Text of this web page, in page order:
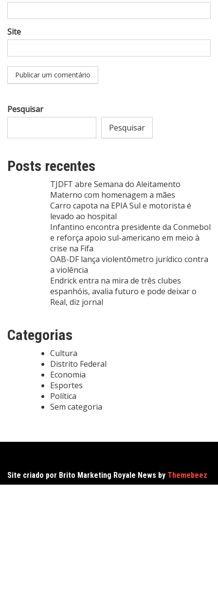
Site
Pesquisar
Pesquisar
Posts recentes
TJDFT abre Semana do Aleitamento
Materno com homenagem a mães
Carro capota na EPIA Sul e motorista é
levado ao hospital
Infantino encontra presidente da Conmebol
e reforça apoio sul-americano em meio à
crise na Fifa
OAB-DF lança violentômetro jurídico contra
a violência
Endrick entra na mira de três clubes
espanhóis, avalia futuro e pode deixar o
Real, diz jornal
Categorias
Cultura
Distrito Federal
Economia
Esportes
Política
Sem categoria
Site criado por Brito Marketing Royale News by Themebeez